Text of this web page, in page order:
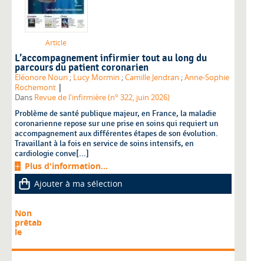
Article
L’accompagnement infirmier tout au long du
parcours du patient coronarien
Eléonore Nouri ; Lucy Mormin ;Camille Jendran ;Anne-Sophie
Rochemont |
Dans Revue de l'infirmière (n° 322, juin 2026)
Problème de santé publique majeur, en France, la maladie
coronarienne repose sur une prise en soins qui requiert un
accompagnement aux différentes étapes de son évolution.
Travaillant à la fois en service de soins intensifs, en
cardiologie conve[...]
Plus d'information...
Ajouter à ma sélection
Non
prêtab
le